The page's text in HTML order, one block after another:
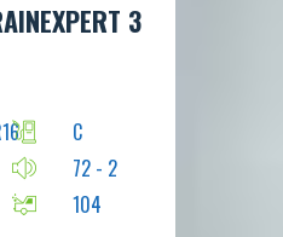
3
C
72 - 2
104